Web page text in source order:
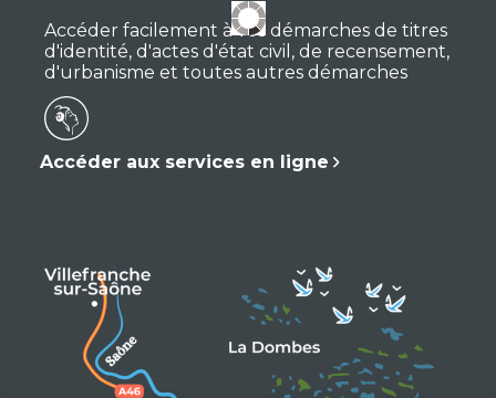
Accéder facilement à vos démarches de titres
d'identité, d'actes d'état civil, de recensement,
d'urbanisme et toutes autres démarches
Accéder aux services en ligne